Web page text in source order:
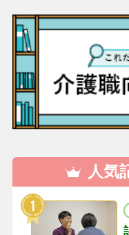
人気